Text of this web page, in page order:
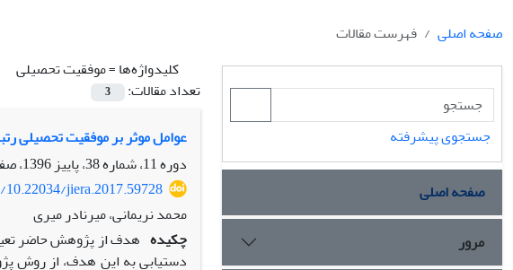
صفحه اصلی
فهرست مقالات
کلیدواژه‌ها =موفقیت تحصیلی
تعداد مقالات:
3
عوامل موثر بر موفقیت تحصیلی
دوره 11، شماره 38، پاییز 1396، صفحه
jiera.2017.59728
محمد نریمانی، میرنادر میری
چکیده هدف از پژوهش حاضر
دست­یابی به این هدف، از روش
جستجوی پیشرفته
صفحه اصلی
مرور